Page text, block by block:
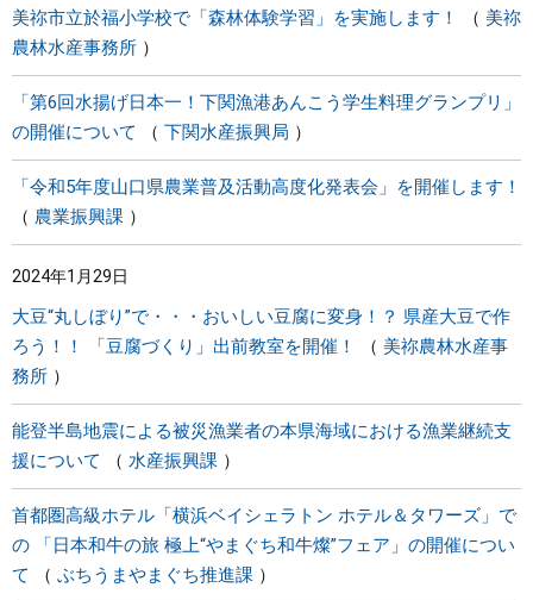
美祢市立於福小学校で「森林体験学習」を実施します！
美祢
農林水産事務所
「第6回水揚げ日本一！下関漁港あんこう学生料理グランプリ」
の開催について
下関水産振興局
「令和5年度山口県農業普及活動高度化発表会」を開催します！
農業振興課
2024年1月29日
大豆“丸しぼり”で・・・おいしい豆腐に変身！？ 県産大豆で作
ろう！！ 「豆腐づくり」出前教室を開催！
美祢農林水産事
務所
能登半島地震による被災漁業者の本県海域における漁業継続支
援について
水産振興課
首都圏高級ホテル「横浜ベイシェラトン ホテル＆タワーズ」で
の 「日本和牛の旅 極上“やまぐち和牛燦”フェア」の開催につい
て
ぶちうまやまぐち推進課